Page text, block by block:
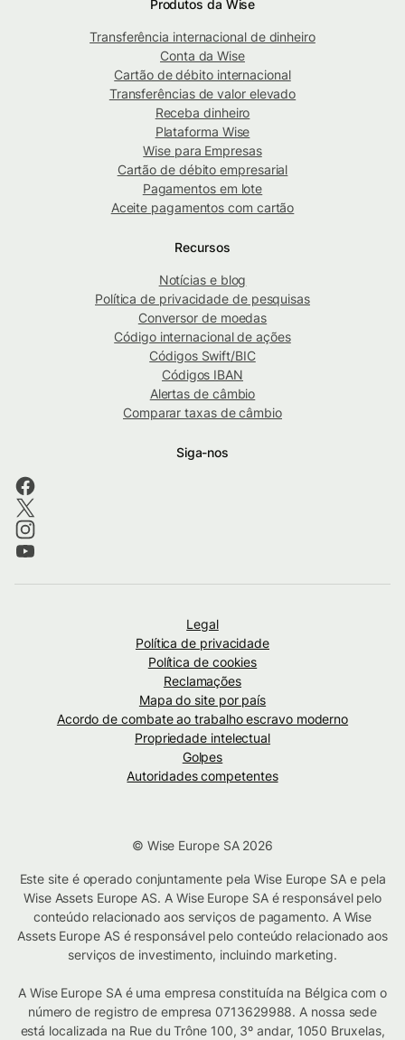
Produtos da Wise
Transferência internacional de dinheiro
Conta da Wise
Cartão de débito internacional
Transferências de valor elevado
Receba dinheiro
Plataforma Wise
Wise para Empresas
Cartão de débito empresarial
Pagamentos em lote
Aceite pagamentos com cartão
Recursos
Notícias e blog
Política de privacidade de pesquisas
Conversor de moedas
Código internacional de ações
Códigos Swift/BIC
Códigos IBAN
Alertas de câmbio
Comparar taxas de câmbio
Siga-nos
Legal
Política de privacidade
Política de cookies
Reclamações
Mapa do site por país
Acordo de combate ao trabalho escravo moderno
Propriedade intelectual
Golpes
Autoridades competentes
© Wise Europe SA 2026
Este site é operado conjuntamente pela Wise Europe SA e pela
Wise Assets Europe AS. A Wise Europe SA é responsável pelo
conteúdo relacionado aos serviços de pagamento. A Wise
Assets Europe AS é responsável pelo conteúdo relacionado aos
serviços de investimento, incluindo marketing.
A Wise Europe SA é uma empresa constituída na Bélgica com o
número de registro de empresa 0713629988. A nossa sede
está localizada na Rue du Trône 100, 3º andar, 1050 Bruxelas,